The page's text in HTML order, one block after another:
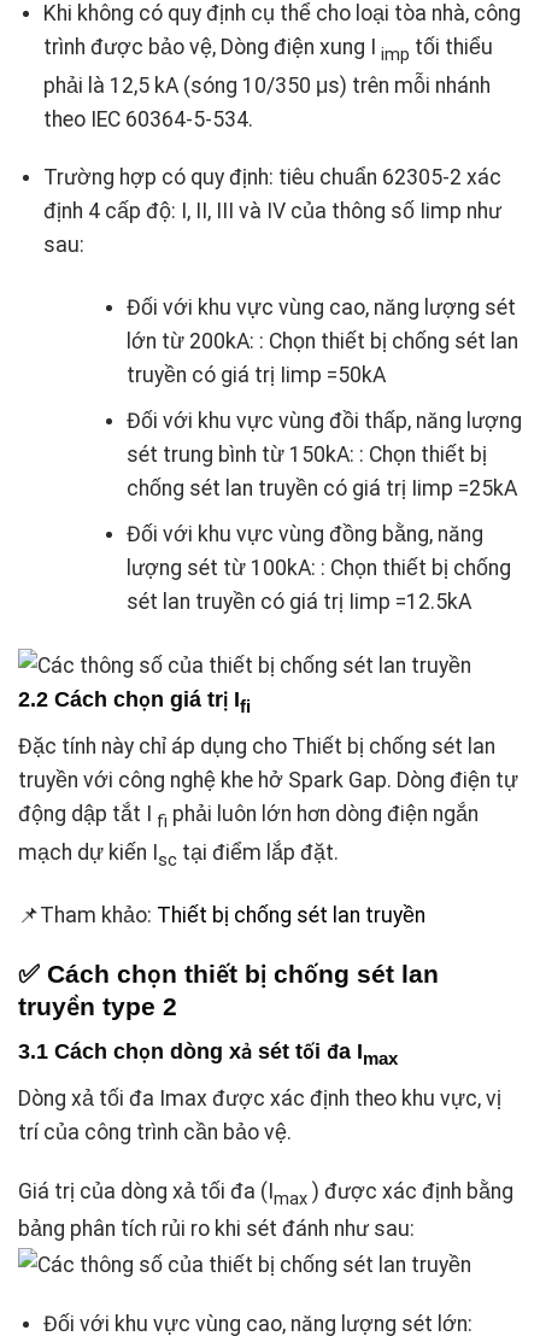
Khi không có quy định cụ thể cho loại tòa nhà, công
trình được bảo vệ, Dòng điện xung I imp tối thiểu
phải là 12,5 kA (sóng 10/350 μs) trên mỗi nhánh
theo IEC 60364-5-534.
Trường hợp có quy định: tiêu chuẩn 62305-2 xác
định 4 cấp độ: I, II, III và IV của thông số Iimp như
sau:
Đối với khu vực vùng cao, năng lượng sét
lớn từ 200kA: : Chọn thiết bị chống sét lan
truyền có giá trị Iimp =50kA
Đối với khu vực vùng đồi thấp, năng lượng
sét trung bình từ 150kA: : Chọn thiết bị
chống sét lan truyền có giá trị Iimp =25kA
Đối với khu vực vùng đồng bằng, năng
lượng sét từ 100kA: : Chọn thiết bị chống
sét lan truyền có giá trị Iimp =12.5kA
2.2 Cách chọn giá trị Ifi
Đặc tính này chỉ áp dụng cho Thiết bị chống sét lan
truyền với công nghệ khe hở Spark Gap. Dòng điện tự
động dập tắt I
fi phải luôn lớn hơn dòng điện ngắn
mạch dự kiến ​​Isc tại điểm lắp đặt.
📌Tham khảo: Thiết bị chống sét lan truyền
✅ Cách chọn thiết bị chống sét lan
truyền type 2
3.1 Cách chọn dòng xả sét tối đa Imax
Dòng xả tối đa Imax được xác định theo khu vực, vị
trí của công trình cần bảo vệ.
Giá trị của dòng xả tối đa (Imax ) được xác định bằng
bảng phân tích rủi ro khi sét đánh như sau:
Đối với khu vực vùng cao, năng lượng sét lớn: